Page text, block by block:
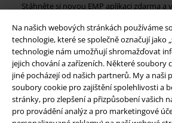
Na našich webových stránkách používáme
technologie, které se společně označují jako
technologie nám umožňují shromažďovat
jejich chování a zařízeních. Některé soubory
jiné pocházejí od našich partnerů. My a naši
soubory cookie pro zajištění spolehlivosti a
stránky, pro zlepšení a přizpůsobení vašich
pro provádění analýz a pro marketingové
Stáhněte si novou EMP aplikaci zdarma a
A Warner Music Group